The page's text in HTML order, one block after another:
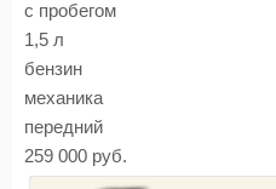
с пробегом
1,5 л
бензин
механика
передний
259 000 руб.